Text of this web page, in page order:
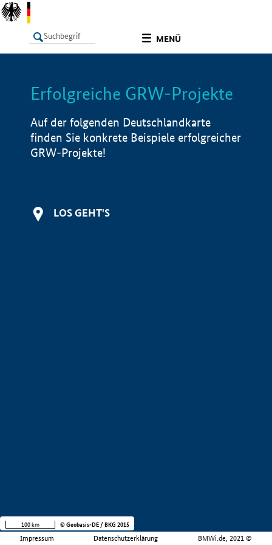
MENÜ
LISTE Info
Erfolgreiche GRW-Projekte
Auf der folgenden Deutschlandkarte
finden Sie konkrete Beispiele erfolgreicher
GRW-Projekte!
LOS GEHT'S
Impressum Datenschutzerklärung BMWi.de, 2021 ©
100 km © Geobasis-DE / BKG 2015